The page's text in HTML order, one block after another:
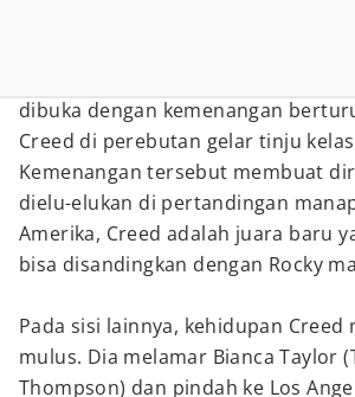
dibuka dengan kemenangan
Creed di perebutan gelar tinju
Kemenangan tersebut membuat
dielu-elukan di pertandingan
Amerika, Creed adalah juara baru
bisa disandingkan dengan Rocky
Pada sisi lainnya, kehidupan Creed
mulus. Dia melamar Bianca Taylor
Thompson) dan pindah ke Los